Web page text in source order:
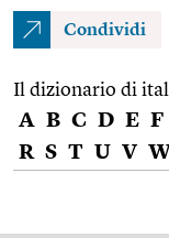
Condividi
Il dizionario di
A B C D E F
R S T U V